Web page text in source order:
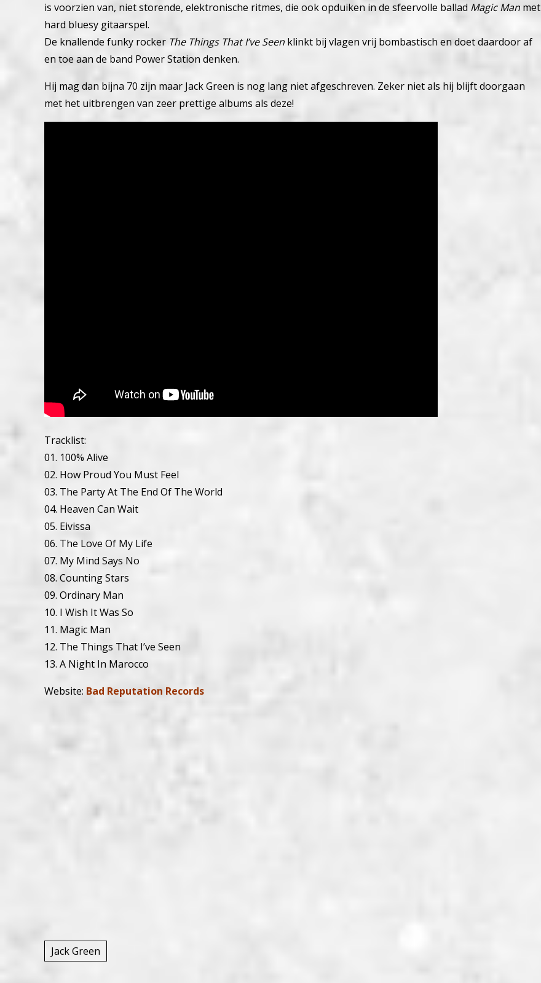
is voorzien van, niet storende, elektronische ritmes, die ook opduiken in de sfeervolle ballad Magic Man met
hard bluesy gitaarspel.
De knallende funky rocker The Things That I’ve Seen klinkt bij vlagen vrij bombastisch en doet daardoor af
en toe aan de band Power Station denken.
Hij mag dan bijna 70 zijn maar Jack Green is nog lang niet afgeschreven. Zeker niet als hij blijft doorgaan
met het uitbrengen van zeer prettige albums als deze!
Tracklist:
01. 100% Alive
02. How Proud You Must Feel
03. The Party At The End Of The World
04. Heaven Can Wait
05. Eivissa
06. The Love Of My Life
07. My Mind Says No
08. Counting Stars
09. Ordinary Man
10. I Wish It Was So
11. Magic Man
12. The Things That I’ve Seen
13. A Night In Marocco
Website: Bad Reputation Records
Jack Green